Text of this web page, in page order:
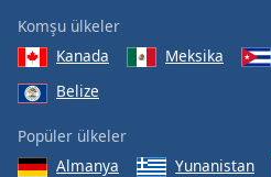
dialog
window.
Komşu ülkeler
Kanada
Meksika
Belize
Popüler ülkeler
Almanya
Yunanistan